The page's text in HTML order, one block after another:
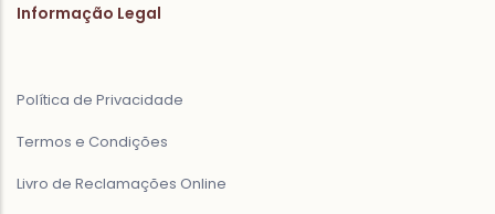
Informação Legal
Política de Privacidade
Termos e Condições
Livro de Reclamações Online